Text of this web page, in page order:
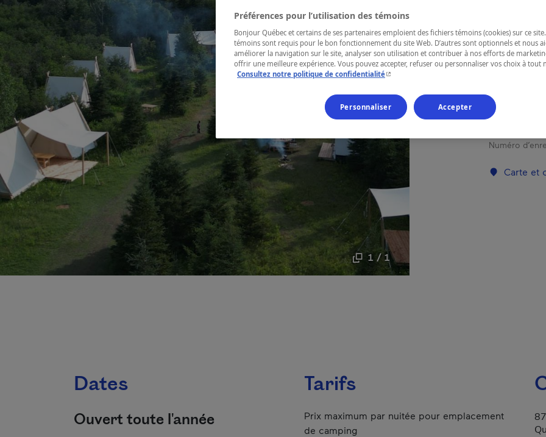
1 / 1
RÉGION
Charlevoix
Notre
Numéro
Carte et
Dates
Ouvert toute l'année
Tarifs
Prix maximum par nuitée pour emplacement
de camping
Préférences pour l’utilisation des témoins
Bonjour Québec et certains de ses partenaires emploient des fichiers témoins (cookies) sur ce
témoins sont requis pour le bon fonctionnement du site Web. D’autres sont optionnels et nous
améliorer la navigation sur le site, analyser son utilisation et contribuer à nos efforts de
offrir une meilleure expérience. Vous pouvez accepter, refuser ou personnaliser vos choix à tout
Consultez notre politique de confidentialité- Cet hyperlien s'ouvrira dans une nouvelle
Personnaliser Accepter